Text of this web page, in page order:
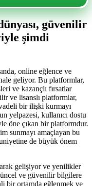
güvenilir
şimdi
online eğlence ve
geliyor. Bu platformlar,
ve kazançlı fırsatlar
ve lisanslı platformlar,
bir ilişki kurmayı
yelpazesi, kullanıcı dostu
öne çıkan bir platformdur.
sunmayı amaçlayan bu
de büyük önem
gelişiyor ve yenilikler
ve güvenilir bilgilere
bir ortamda eğlenmek ve